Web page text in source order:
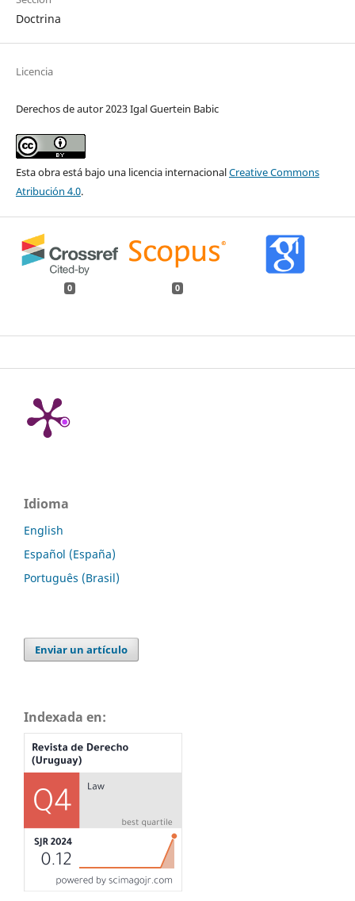
Doctrina
Licencia
Derechos de autor 2023 Igal Guertein Babic
Esta obra está bajo una licencia internacionalCreative Commons
Atribución 4.0.
0 0
Idioma
English
Español (España)
Português (Brasil)
Enviar un artículo
Indexada en: